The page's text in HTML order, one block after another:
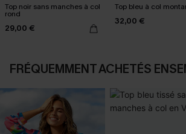
Top noir sans manches à col
rond
29,00 €
Top bleu à col
32,00 €
FRÉQUEMMENT ACHETÉS